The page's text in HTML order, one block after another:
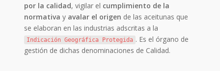
por la calidad, vigilar el cumplimiento de la
normativa y avalar el origen de las aceitunas que
se elaboran en las industrias adscritas a la
Indicación Geográfica Protegida . Es el órgano de
gestión de dichas denominaciones de Calidad.